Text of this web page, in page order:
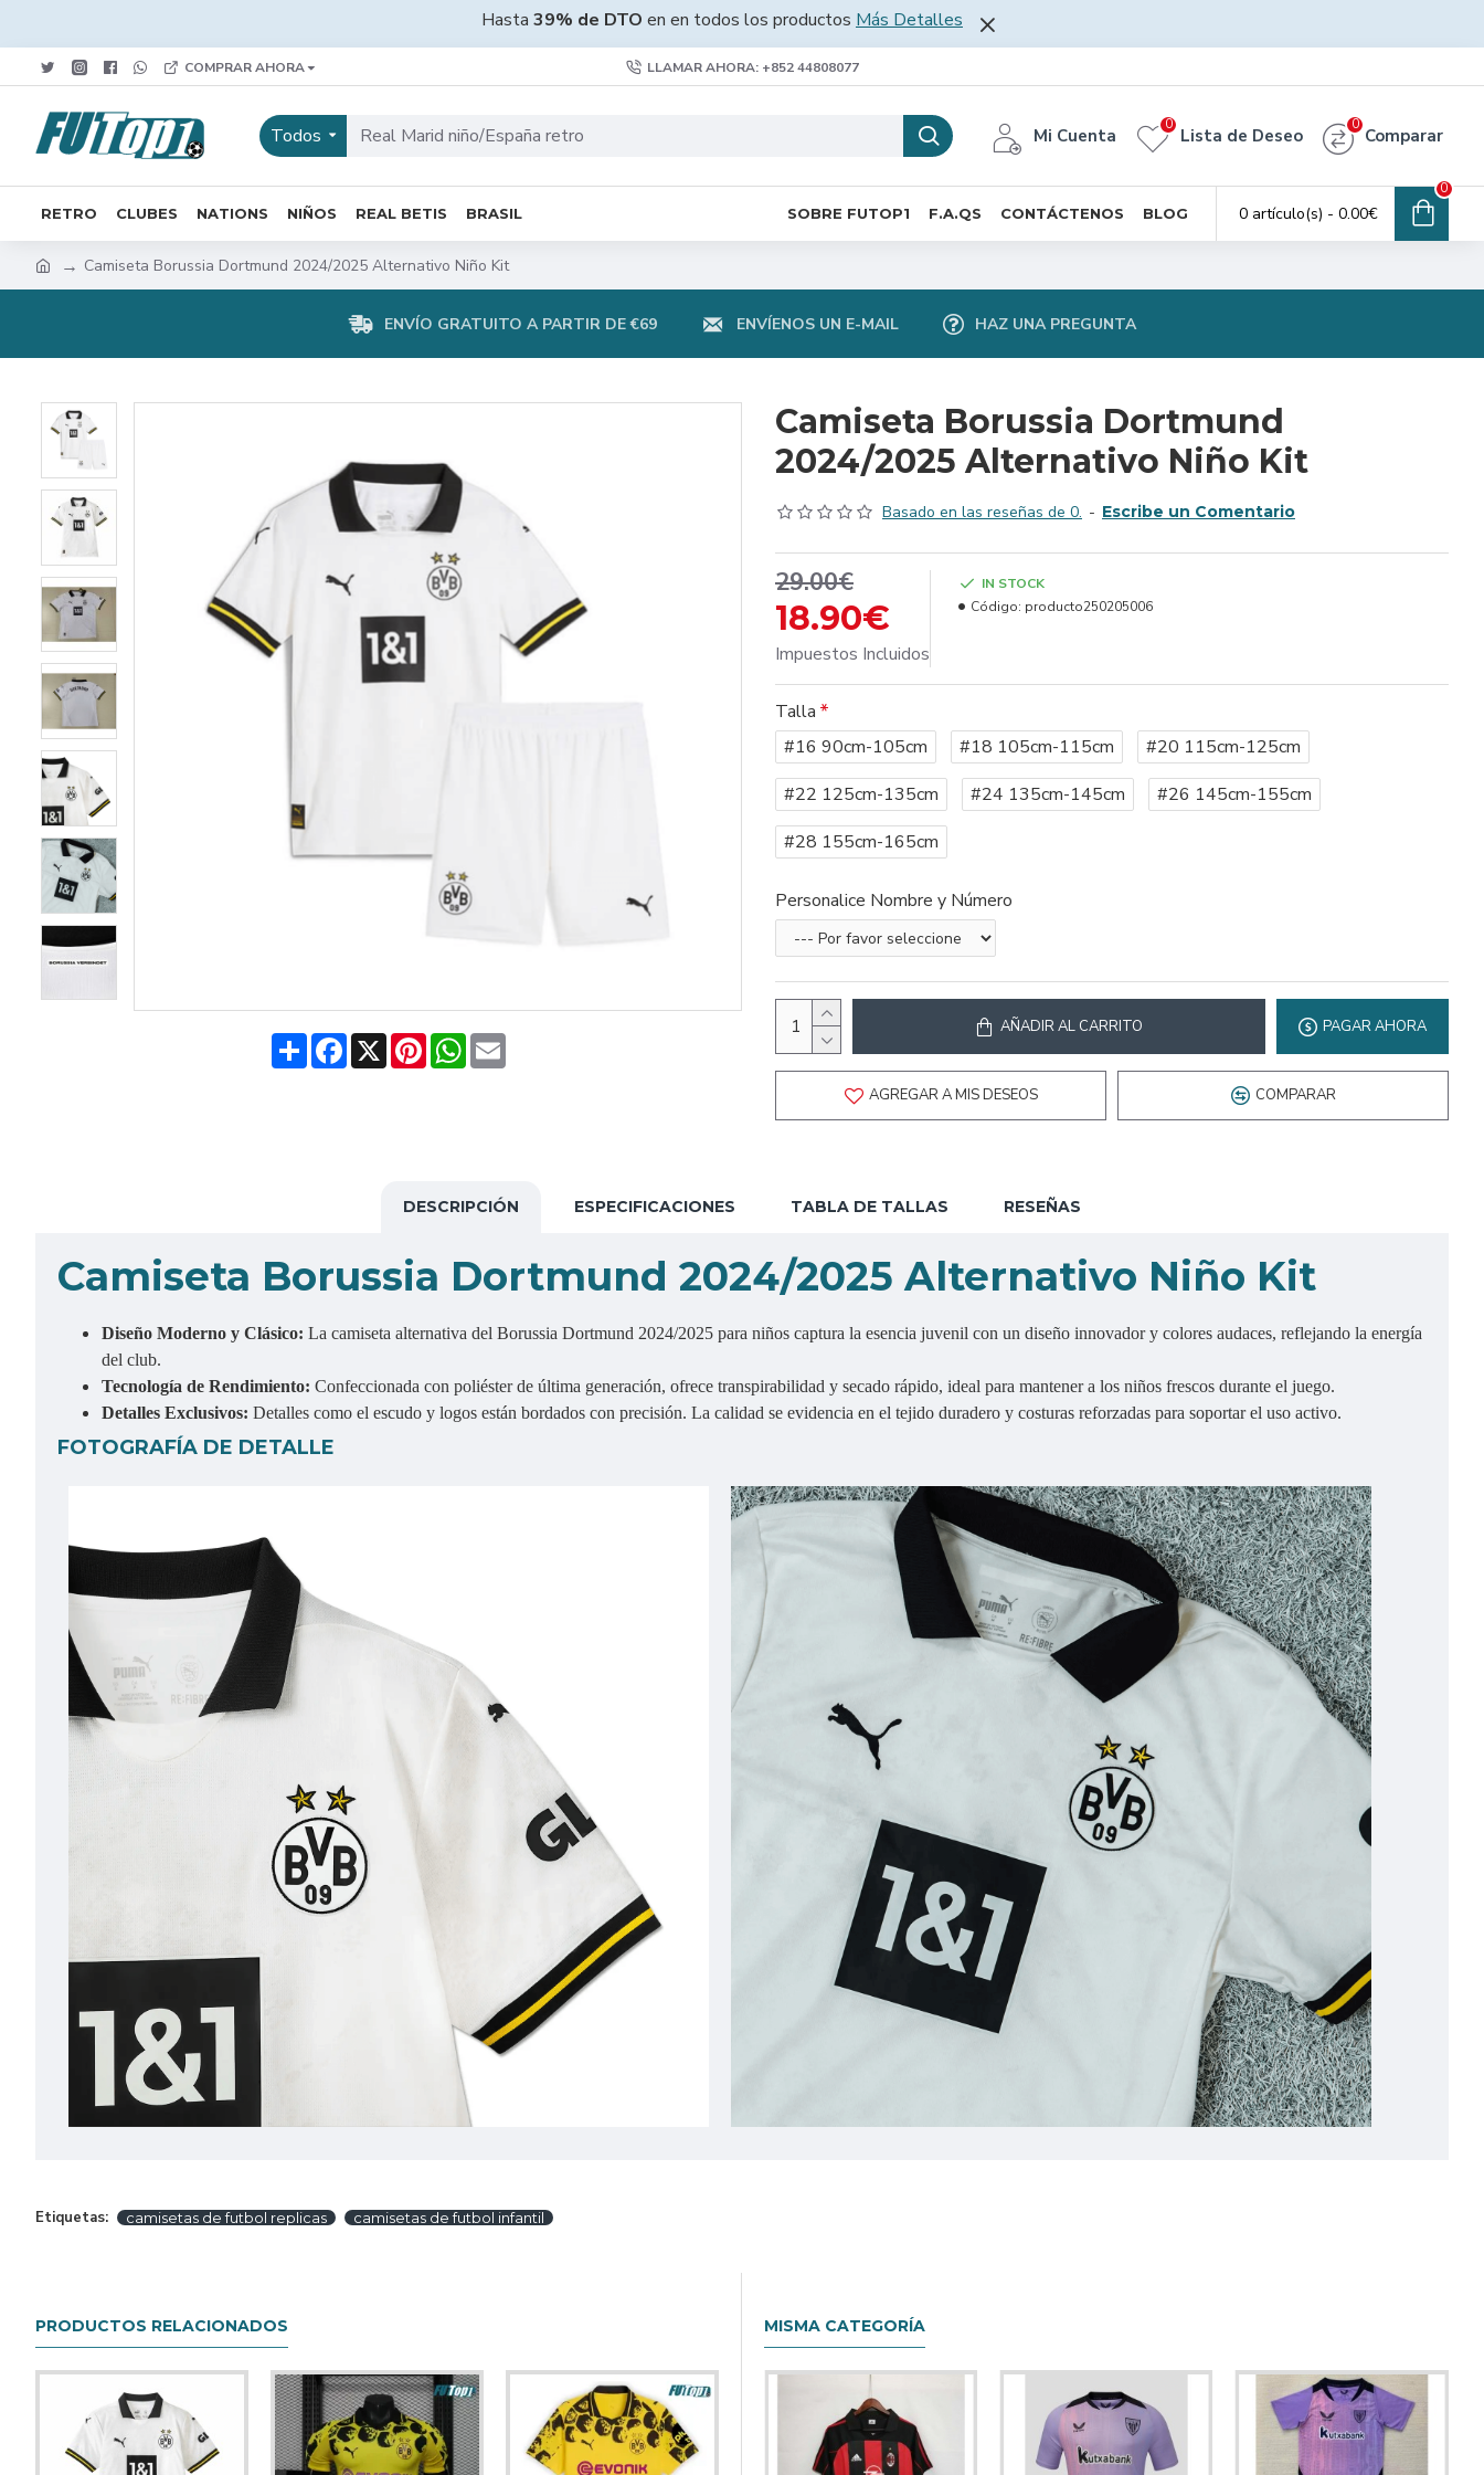
Hasta 39% de DTO en en todos los productos Más Detalles
COMPRAR AHORA LLAMAR AHORA: +852 44808077
Todos Mi Cuenta Lista de Deseo
0
Comparar
0
RETRO CLUBES NATIONS NIÑOS REAL BETIS BRASIL SOBRE FUTOP1 F.A.QS CONTÁCTENOS BLOG 0 artículo(s) - 0.00€
0
Camiseta Borussia Dortmund 2024/2025 Alternativo Niño Kit
ENVÍO GRATUITO A PARTIR DE €69 ENVÍENOS UN E-MAIL HAZ UNA PREGUNTA
ShareFacebook
X PinterestWhatsApp
Email
Camiseta Borussia Dortmund
2024/2025 Alternativo Niño Kit
Basado en las reseñas de 0. - Escribe un Comentario
18.90€
29.00€
Impuestos Incluidos
IN STOCK
Código: producto250205006
Talla
#16 90cm-105cm
#18 105cm-115cm
#20 115cm-125cm
#22 125cm-135cm
#24 135cm-145cm
#26 145cm-155cm
#28 155cm-165cm
Personalice Nombre y Número
AÑADIR AL CARRITO PAGAR AHORA
AGREGAR A MIS DESEOS COMPARAR
DESCRIPCIÓN ESPECIFICACIONES TABLA DE TALLAS RESEÑAS
Camiseta Borussia Dortmund 2024/2025 Alternativo Niño Kit
Diseño Moderno y Clásico: La camiseta alternativa del Borussia Dortmund 2024/2025 para niños captura la esencia juvenil con un diseño innovador y colores audaces, reflejando la energía
del club.
Tecnología de Rendimiento: Confeccionada con poliéster de última generación, ofrece transpirabilidad y secado rápido, ideal para mantener a los niños frescos durante el juego.
Detalles Exclusivos: Detalles como el escudo y logos están bordados con precisión. La calidad se evidencia en el tejido duradero y costuras reforzadas para soportar el uso activo.
FOTOGRAFÍA DE DETALLE
Etiquetas: camisetas de futbol replicas camisetas de futbol infantil
PRODUCTOS RELACIONADOS MISMA CATEGORÍA